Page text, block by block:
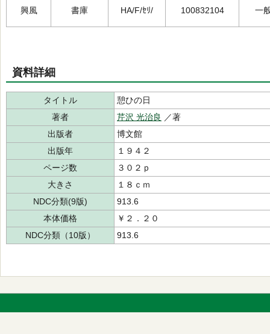
興風 書庫 HA/F/ｾﾘ/ 100832104 一
資料詳細
タイトル
憩ひの日
著者
芹沢 光治良 ／著
出版者
博文館
出版年
１９４２
ページ数
３０２ｐ
大きさ
１８ｃｍ
NDC分類(9版)
913.6
本体価格
￥２．２０
NDC分類（10版）
913.6